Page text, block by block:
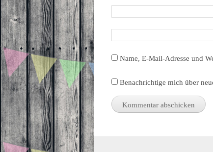
Name, E-Mail-Adresse und
Benachrichtige mich über